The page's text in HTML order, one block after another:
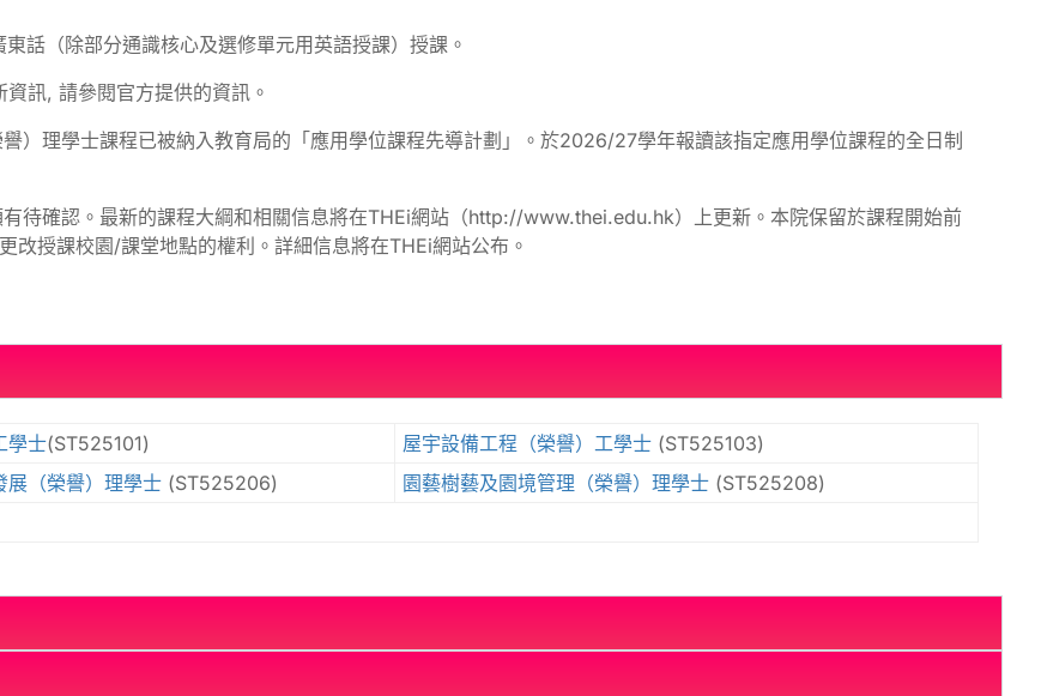
話（除部分通識核心及選修單元用英語授課）授課。
訊, 請參閱官方提供的資訊。
）理學士課程已被納入教育局的「應用學位課程先導計劃」。於2026/27學年報讀該指定應用學位課程的全日制
待確認。最新的課程大綱和相關信息將在THEi網站（http://www.thei.edu.hk）上更新。本院保留於課程開始前
授課校園/課堂地點的權利。詳細信息將在THEi網站公布。
學士(ST525101) 屋宇設備工程（榮譽）工學士 (ST525103)
展（榮譽）理學士 (ST525206) 園藝樹藝及園境管理（榮譽）理學士 (ST525208)